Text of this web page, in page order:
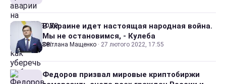
В Украине идет настоящая народная война.
Мы не остановимся, - Кулеба
Світлана Мащенко · 27 лютого 2022, 17:55
Федоров призвал мировые криптобиржи